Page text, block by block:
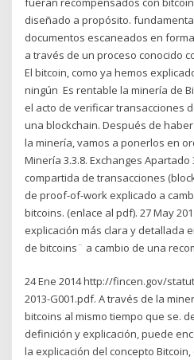
diseñado a propósito.
documentos escaneados en
a través de un proceso conocido
El bitcoin, como ya hemos
ningún Es rentable la minería de
el acto de verificar transacciones
una blockchain. Después de
la minería, vamos a ponerlos en
Minería 3.3.8. Exchanges
compartida de transacciones
de proof-of-work explicado a
bitcoins. (enlace al pdf). 27 May
explicación más clara y detallada
de bitcoins¨ a cambio de una
24 Ene 2014 http://fincen.gov/
2013-G001.pdf. A través de la
bitcoins al mismo tiempo que se.
definición y explicación, puede
la explicación del concepto